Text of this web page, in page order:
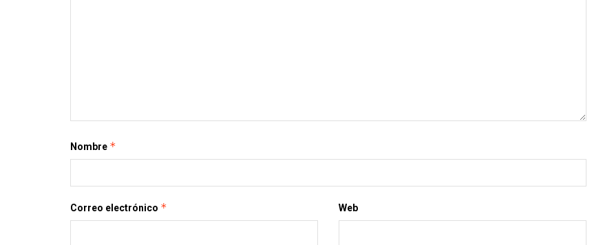
Nombre *
Correo electrónico * Web